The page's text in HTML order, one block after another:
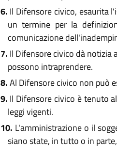
6. Il Difensore civico, esaurita
un termine per la
comunicazione
7. Il Difensore civico dà
possono intraprendere.
8.Al Difensore civico non può
9. Il Difensore civico è tenuto
leggi vigenti.
10. L'amministrazione o il
siano state, in tutto o in